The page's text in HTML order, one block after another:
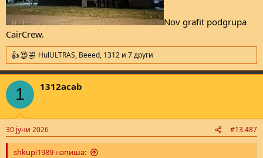
Nov grafit podgrupa
CairCrew.
R
e
a
c
i
s
:
HulULTRAS, Beeed, 1312 и 7 други
1 1312acab
30 јуни 2026 #13.487
shkupi1989 напиша: